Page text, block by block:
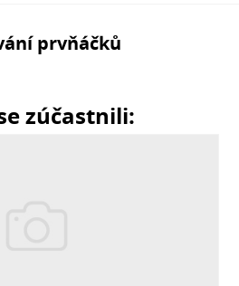
prvňáčků
zúčastnili: